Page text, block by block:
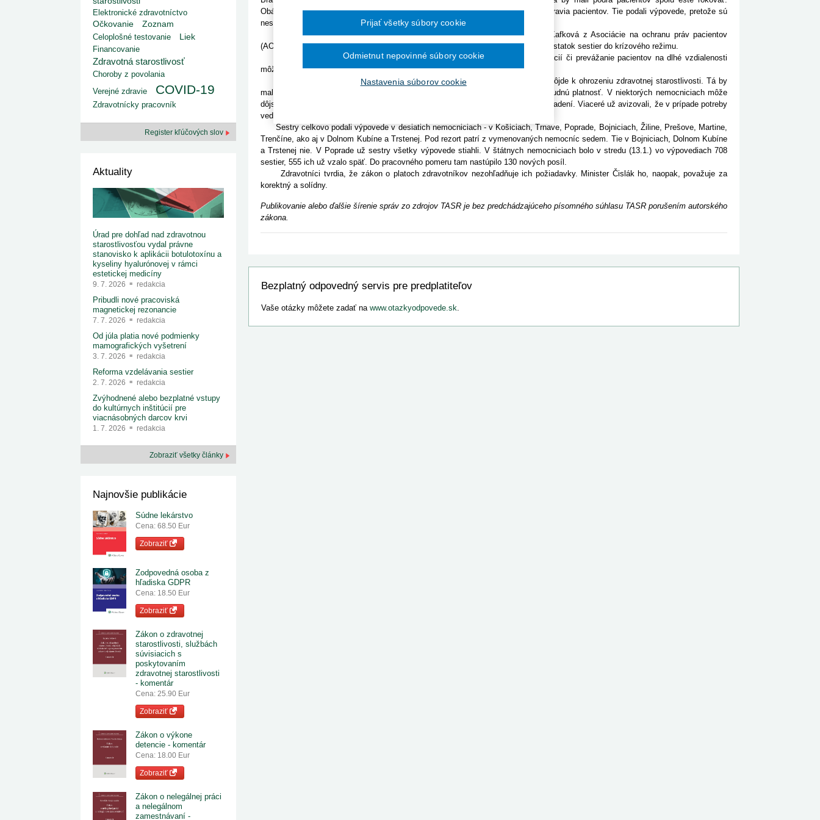
1. 7. 2026
redakcia
Ministerstvo zdravotníctva zverejnilo aktualizovaný
29. 6. 2026
redakcia
Rezort zdravotníctva zverejnil zoznam
kategorizovaných špeciálnych ...
29. 6. 2026
redakcia
starostlivosti v centrách z...
22. 6. 2026
redakcia
2015
Od 1. augusta 2026 sa začína šesťmesačné prechodné obdobie na
implementáciu nových elektronických služieb v elektronickej zdravotnej
Ročník 2013
Ročník 2012
Ročník 2011
Obávajú sa, že pre chýbajúce sestry v nemocniciach môže dôjsť k ohrozeniu zdravia pacientov. Tie podali výpovede, pretože sú
nespokojné so zákonom, ktorý im od januára upravuje mzdy.
"Kríza v zdravotníckych zariadeniach je už citeľná," povedala Katarína Kafková z Asociácie na ochranu práv pacientov
(AOPP). Narážala tým na fakt, že niektoré nemocnice budú musieť prejsť pre nedostatok sestier do krízového režimu.
"Kompetentní by mali túto situáciu ihneď vyriešiť. Odkladanie liečby, operácií či prevážanie pacientov na dlhé vzdialenosti
môže byť nebezpečné," dodala.
Minister zdravotníctva Viliam Čislák (nominant Smeru-SD) ubezpečil, že nedôjde k ohrozeniu zdravotnej starostlivosti. Tá by
mala byť zabezpečená aj po 1. februári, keď výpovede niektorých sestier nadobudnú platnosť. V niektorých nemocniciach môže
dôjsť aj k presunu pacientov na iné oddelenia či do najbližších zdravotníckych zariadení. Viaceré už avizovali, že v prípade potreby
vedia pomôcť.
Sestry celkovo podali výpovede v desiatich nemocniciach - v Košiciach, Trnave, Poprade, Bojniciach, Žiline, Prešove, Martine,
Trenčíne, ako aj v Dolnom Kubíne a Trstenej. Pod rezort patrí z vymenovaných nemocníc sedem. Tie v Bojniciach, Dolnom Kubíne
a Trstenej nie. V Poprade už sestry všetky výpovede stiahli. V štátnych nemocniciach bolo v stredu (13.1.) vo výpovediach 708
sestier, 555 ich už vzalo späť. Do pracovného pomeru tam nastúpilo 130 nových posíl.
Zdravotníci tvrdia, že zákon o platoch zdravotníkov nezohľadňuje ich požiadavky. Minister Čislák ho, naopak, považuje za
korektný a solídny.
Publikovanie alebo ďalšie šírenie správ zo zdrojov TASR je bez predchádzajúceho písomného súhlasu TASR porušením autorského
zákona.
Bezplatný odpovedný servis pre predplatiteľov
Vaše otázky môžete zadať na www.otazkyodpovede.sk.
Elektronické zdravotníctvo
Očkovanie
Zoznam
Celoplošné testovanie
Liek
Financovanie
Zdravotná starostlivosť
Choroby z povolania
Verejné zdravie
COVID-19
Zdravotnícky pracovník
Register kľúčových slov
Aktuality
Úrad pre dohľad nad zdravotnou
starostlivosťou vydal právne
stanovisko k aplikácii botulotoxínu a
kyseliny hyalurónovej v rámci
estetickej medicíny
9. 7. 2026 redakcia
Pribudli nové pracoviská
magnetickej rezonancie
7. 7. 2026 redakcia
Od júla platia nové podmienky
mamografických vyšetrení
3. 7. 2026 redakcia
Reforma vzdelávania sestier
2. 7. 2026 redakcia
Zvýhodnené alebo bezplatné vstupy
do kultúrnych inštitúcií pre
viacnásobných darcov krvi
1. 7. 2026 redakcia
Zobraziť všetky články
Najnovšie publikácie
Súdne lekárstvo
Cena: 68.50 Eur
Zobraziť
Zodpovedná osoba z
hľadiska GDPR
Cena: 18.50 Eur
Zobraziť
Zákon o zdravotnej
starostlivosti, službách
súvisiacich s
poskytovaním
zdravotnej starostlivosti
- komentár
Cena: 25.90 Eur
Zobraziť
Zákon o výkone
detencie - komentár
Cena: 18.00 Eur
Zobraziť
Zákon o nelegálnej práci
a nelegálnom
zamestnávaní -
Nastavenia súborov cookie
Odmietnut nepovinné súbory cookie
Prijať všetky súbory cookie